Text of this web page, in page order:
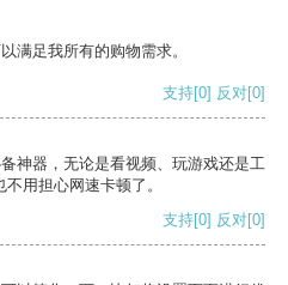
满足我所有的购物需求。
支持[0] 反对[0]
神器，无论是看视频、玩游戏还是工
用担心网速卡顿了。
支持[0] 反对[0]